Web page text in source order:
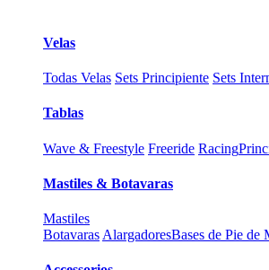
Velas
Todas Velas Sets Principiente Sets
Tablas
Wave & Freestyle Freeride Racing
Mastiles & Botavaras
Mastiles
Botavaras AlargadoresBases de Pie de